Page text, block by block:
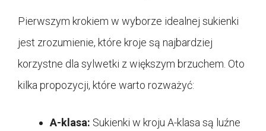
Pierwszym krokiem w wyborze idealnej sukienki
jest zrozumienie, które kroje są najbardziej
korzystne dla sylwetki z większym brzuchem. Oto
kilka propozycji, które warto rozważyć:
A-klasa: Sukienki w kroju A-klasa są luźne